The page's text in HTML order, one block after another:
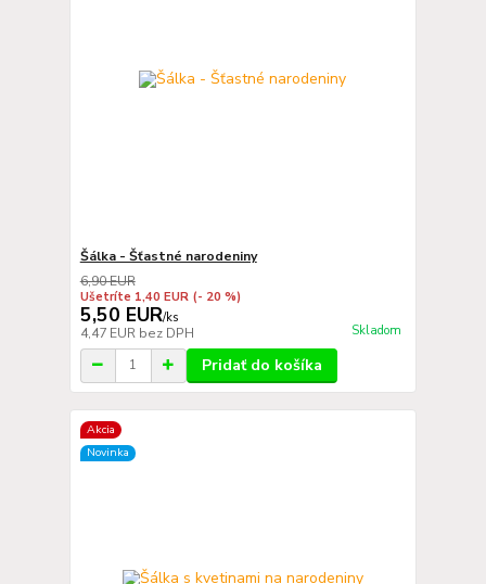
Šálka - Šťastné narodeniny
6,90 EUR
Ušetríte 1,40 EUR (- 20 %)
5,50 EUR/ks
4,47 EUR bez DPH Skladom
Pridať do košíka
Akcia
Novinka